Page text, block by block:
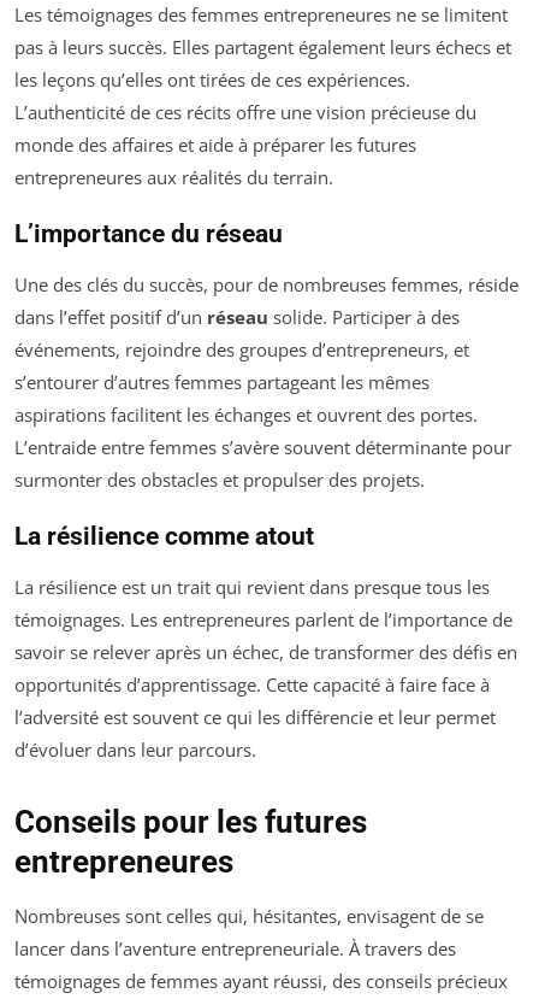
Les témoignages des femmes entrepreneures ne se limitent
pas à leurs succès. Elles partagent également leurs échecs et
les leçons qu’elles ont tirées de ces expériences.
L’authenticité de ces récits offre une vision précieuse du
monde des affaires et aide à préparer les futures
entrepreneures aux réalités du terrain.
L’importance du réseau
Une des clés du succès, pour de nombreuses femmes, réside
dans l’effet positif d’un réseau solide. Participer à des
événements, rejoindre des groupes d’entrepreneurs, et
s’entourer d’autres femmes partageant les mêmes
aspirations facilitent les échanges et ouvrent des portes.
L’entraide entre femmes s’avère souvent déterminante pour
surmonter des obstacles et propulser des projets.
La résilience comme atout
La résilience est un trait qui revient dans presque tous les
témoignages. Les entrepreneures parlent de l’importance de
savoir se relever après un échec, de transformer des défis en
opportunités d’apprentissage. Cette capacité à faire face à
l’adversité est souvent ce qui les différencie et leur permet
d’évoluer dans leur parcours.
Conseils pour les futures
entrepreneures
Nombreuses sont celles qui, hésitantes, envisagent de se
lancer dans l’aventure entrepreneuriale. À travers des
témoignages de femmes ayant réussi, des conseils précieux